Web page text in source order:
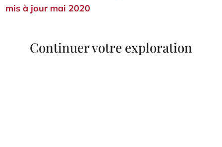
mis à jour mai 2020
Continuer votre exploration